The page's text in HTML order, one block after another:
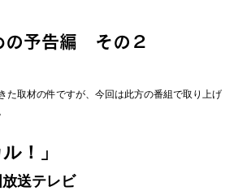
の予告編 その２
た取材の件ですが、今回は此方の番組で取り上げ
！」
放送テレビ